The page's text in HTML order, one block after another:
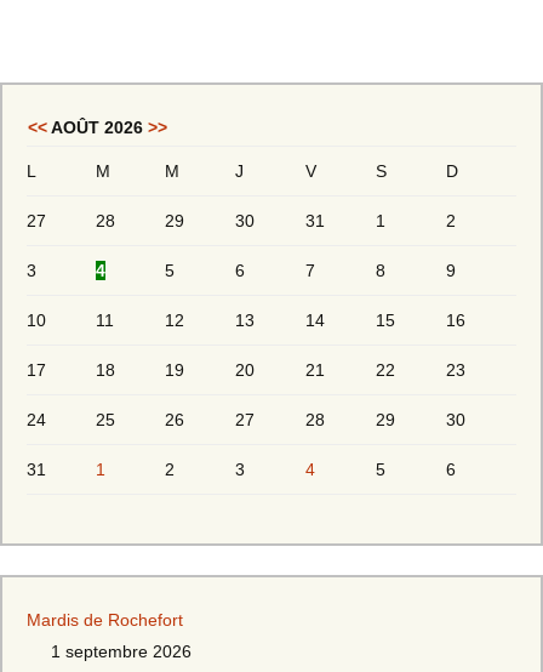
<<AOÛT 2026 >>
L M M J V S D
27 28 29 30 31 1 2
3 4 5 6 7 8 9
10 11 12 13 14 15 16
17 18 19 20 21 22 23
24 25 26 27 28 29 30
31 1 2 3 4 5 6
Mardis de Rochefort
1 septembre 2026